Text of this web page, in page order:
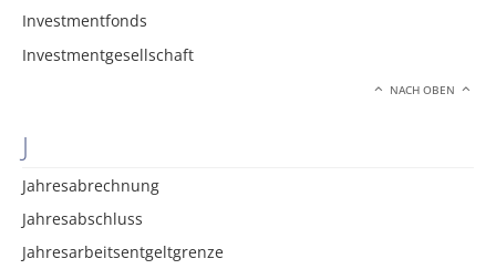
Investmentfonds
Investmentgesellschaft
NACH OBEN
J
Jahresabrechnung
Jahresabschluss
Jahresarbeitsentgeltgrenze